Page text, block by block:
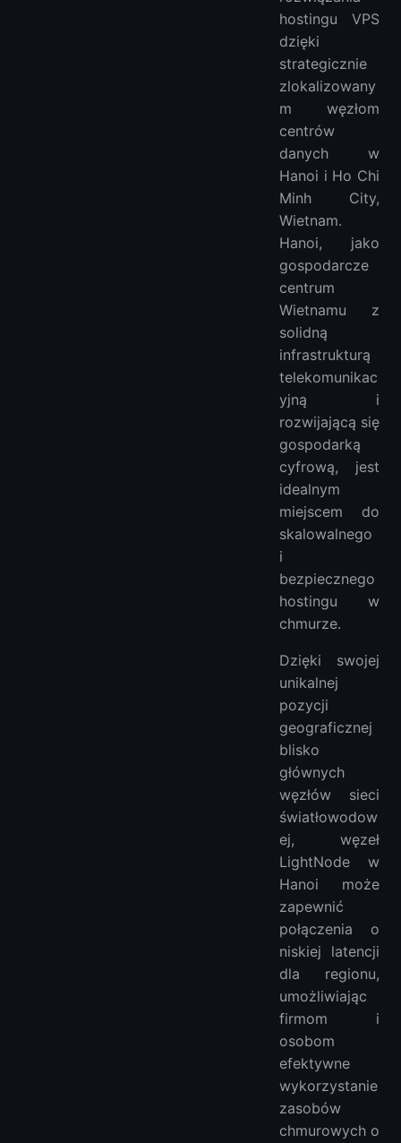
hostingu VPS
dzięki
strategicznie
zlokalizowany
m węzłom
centrów
danych w
Hanoi i Ho Chi
Minh City,
Wietnam.
Hanoi, jako
gospodarcze
centrum
Wietnamu z
solidną
infrastrukturą
telekomunikac
yjną i
rozwijającą się
gospodarką
cyfrową, jest
idealnym
miejscem do
skalowalnego
i
bezpiecznego
hostingu w
chmurze.
Dzięki swojej
unikalnej
pozycji
geograficznej
blisko
głównych
węzłów sieci
światłowodow
ej, węzeł
LightNode w
Hanoi może
zapewnić
połączenia o
niskiej latencji
dla regionu,
umożliwiając
firmom i
osobom
efektywne
wykorzystanie
zasobów
chmurowych o